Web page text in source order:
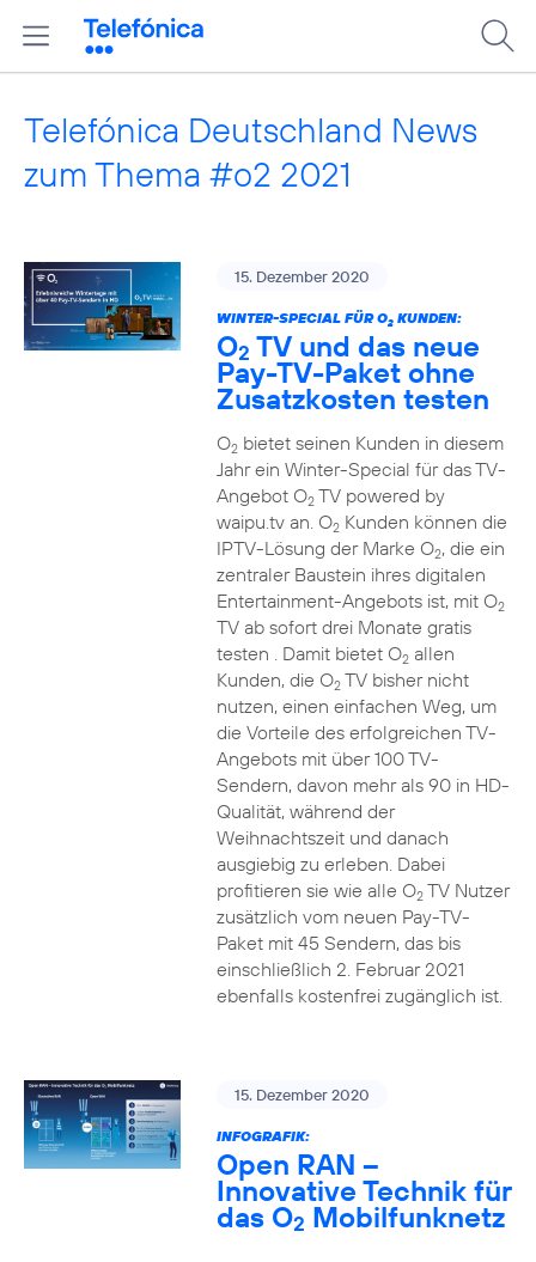
Telefónica Deutschland News
zum Thema #o2 2021
15. Dezember 2020
WINTER-SPECIAL FÜR O2KUNDEN:
O2 TV und das neue
Pay-TV-Paket ohne
Zusatzkosten testen
O2bietet seinen Kunden in diesem
Jahr ein Winter-Special für das TV-
Angebot O2TV powered by
waipu.tv an. O2Kunden können die
IPTV-Lösung der Marke O2, die ein
zentraler Baustein ihres digitalen
Entertainment-Angebots ist, mit O2
TV ab sofort drei Monate gratis
testen . Damit bietet O2allen
Kunden, die O2TV bisher nicht
nutzen, einen einfachen Weg, um
die Vorteile des erfolgreichen TV-
Angebots mit über 100 TV-
Sendern, davon mehr als 90 in HD-
Qualität, während der
Weihnachtszeit und danach
ausgiebig zu erleben. Dabei
profitieren sie wie alle O2TV Nutzer
zusätzlich vom neuen Pay-TV-
Paket mit 45 Sendern, das bis
einschließlich 2. Februar 2021
ebenfalls kostenfrei zugänglich ist.
15. Dezember 2020
INFOGRAFIK:
Open RAN –
Innovative Technik für
das O2 Mobilfunknetz